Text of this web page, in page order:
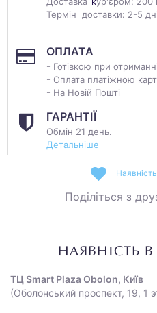
Термін доставки: 2-5
ОПЛАТА
- Готівкою при отриманні
- Оплата платіжною
- На Новій Пошті
ГАРАНТІЇ
Обмін 21 день.
Детальніше
Поділіться з
НАЯВНІСТЬ
ТЦ Smart Plaza Obolon, Київ
(Оболонський проспект, 19, 1